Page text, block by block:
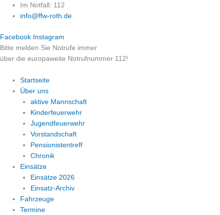
Zum
Inhalt
Im Notfall: 112
info@ffw-roth.de
Facebook Instagram
Bitte melden Sie Notrufe immer
über die europaweite Notrufnummer 112!
Startseite
Über uns
aktive Mannschaft
Kinderfeuerwehr
Jugendfeuerwehr
Vorstandschaft
Pensionistentreff
Chronik
Einsätze
Einsätze 2026
Einsatz-Archiv
Fahrzeuge
Termine